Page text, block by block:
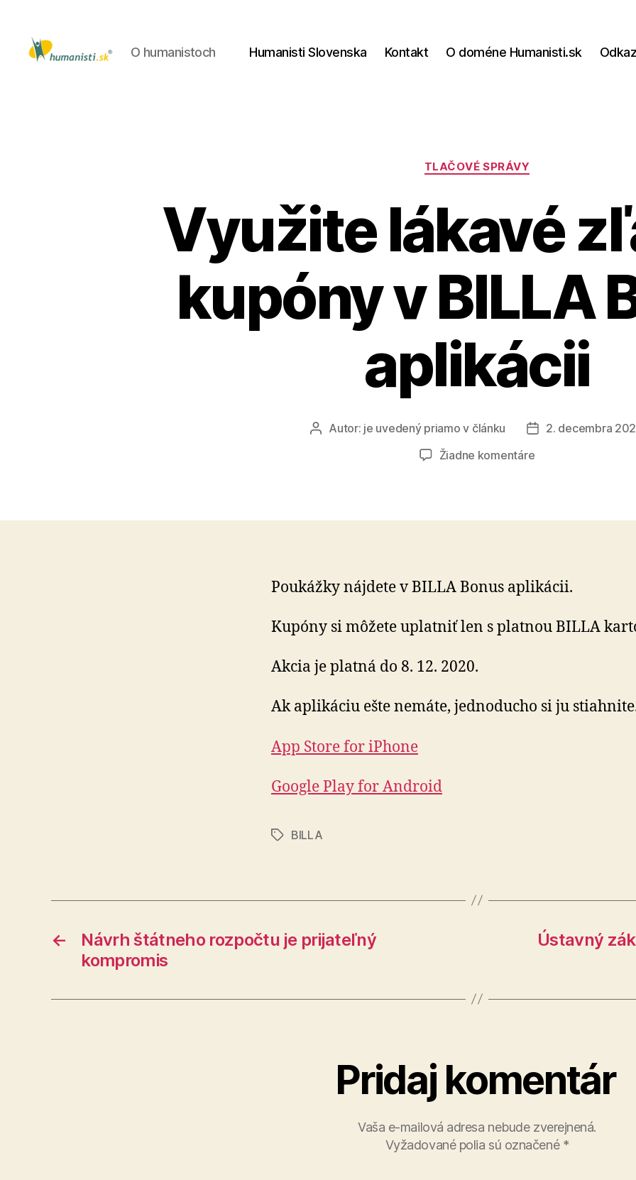
O humanistoch Humanisti Slovenska Kontakt O doméne Humanisti.sk
Kategórie
TLAČOVÉ SPRÁVY
Využite lákavé
kupóny v BILLA
aplikácii
AutorAutor: je uvedený priamo v článku
Dátum
2. decembra
Žiadne komentárena
kupóny
aplikácii
Poukážky nájdete v BILLA Bonus aplikácii.
Kupóny si môžete uplatniť len s platnou BILLA
Akcia je platná do 8. 12. 2020.
Ak aplikáciu ešte nemáte, jednoducho si ju
App Store for iPhone
Google Play for Android
ZnačkyBILLA
←
Návrh štátneho rozpočtu je prijateľný
kompromis
Ústavný
Pridaj komentár
Vaša e-mailová adresa nebude zverejnená.
Vyžadované polia sú označené *